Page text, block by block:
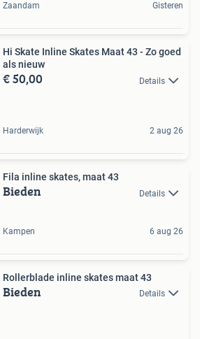
Zaandam Gisteren
Hi Skate Inline Skates Maat 43 - Zo goed
als nieuw
€ 50,00 Details
Harderwijk 2 aug 26
Fila inline skates, maat 43
Bieden Details
Kampen 6 aug 26
Rollerblade inline skates maat 43
Bieden Details